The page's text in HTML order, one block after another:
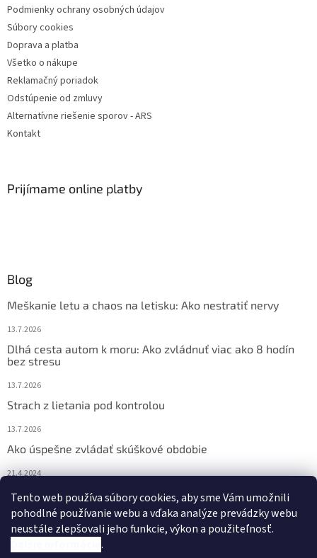
Tento web používa súbory cookies, aby sme Vám umožnili
pohodlné používanie webu a vďaka analýze prevádzky webu
neustále zlepšovali jeho funkcie, výkon a použiteľnosť.
.
Podmienky ochrany osobných údajov
Súbory cookies
Doprava a platba
Všetko o nákupe
Reklamačný poriadok
Odstúpenie od zmluvy
Alternatívne riešenie sporov - ARS
Kontakt
Prijímame online platby
Blog
Meškanie letu a chaos na letisku: Ako nestratiť nervy
13.7.2026
Dlhá cesta autom k moru: Ako zvládnuť viac ako 8 hodín
bez stresu
13.7.2026
Strach z lietania pod kontrolou
13.7.2026
Ako úspešne zvládať skúškové obdobie
21.4.2024
Nočné pocikávanie u detí – ako môžu pomôcť Bachove
esencie?
4.2.2024